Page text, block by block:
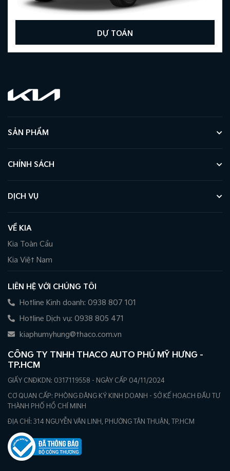
DỰ TOÁN
SẢN PHẨM
CHÍNH SÁCH
DỊCH VỤ
VỀ KIA
Kia Toàn Cầu
Kia Việt Nam
LIÊN HỆ VỚI CHÚNG TÔI
Hotline Kinh doanh: 0938 807 101
Hotline Dịch vụ: 0938 805 471
kiaphumyhung@thaco.com.vn
CÔNG TY TNHH THACO AUTO PHÚ MỸ HƯNG -
TP.HCM
GIẤY CNĐKDN: 0317119558 - NGÀY CẤP 04/11/2024
CƠ QUAN CẤP: PHÒNG ĐĂNG KÝ KINH DOANH - SỞ KẾ HOẠCH ĐẦU TƯ
THÀNH PHỐ HỒ CHÍ MINH
ĐỊA CHỈ: 314 NGUYỄN VĂN LINH, PHƯỜNG TÂN THUẬN, TP.HCM